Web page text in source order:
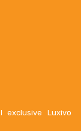
Luxivo